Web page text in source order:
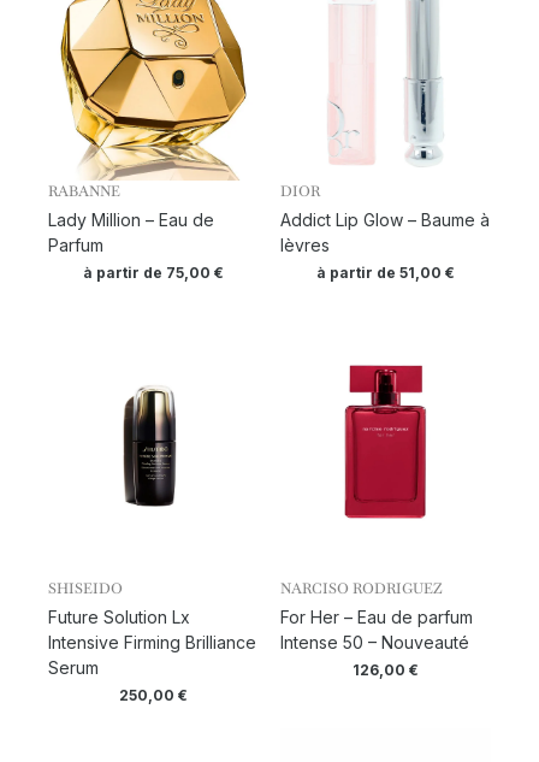
RABANNE
Lady Million – Eau de
Parfum
à partir de 75,00€
DIOR
Addict Lip Glow – Baume à
lèvres
à partir de 51,00 €
SHISEIDO
Future Solution Lx
Intensive Firming Brilliance
Serum
250,00€
NARCISO RODRIGUEZ
For Her – Eau de parfum
Intense 50 – Nouveauté
126,00 €